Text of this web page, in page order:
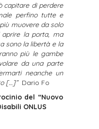
capitare di perdere
perfino tutte e
muovere da solo
la porta, ma
sono la libertà e la
più le gambe
da una parte
neanche un
[…]” Dario Fo
del “Nuovo
ONLUS